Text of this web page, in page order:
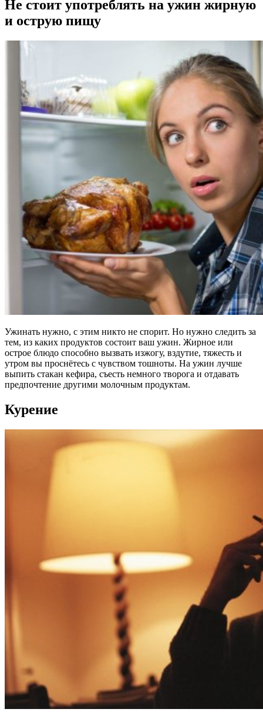
Не стоит употреблять на ужин жирную
и острую пищу
Ужинать нужно, с этим никто не спорит. Но нужно следить за
тем, из каких продуктов состоит ваш ужин. Жирное или
острое блюдо способно вызвать изжогу, вздутие, тяжесть и
утром вы проснётесь с чувством тошноты. На ужин лучше
выпить стакан кефира, съесть немного творога и отдавать
предпочтение другими молочным продуктам.
Курение